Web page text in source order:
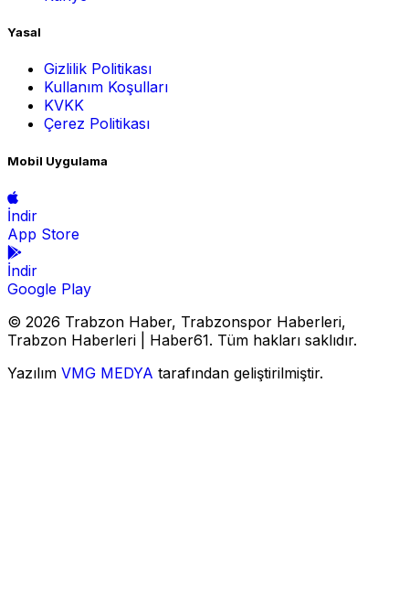
Yasal
Gizlilik Politikası
Kullanım Koşulları
KVKK
Çerez Politikası
Mobil Uygulama
İndir
App Store
İndir
Google Play
© 2026 Trabzon Haber, Trabzonspor Haberleri,
Trabzon Haberleri | Haber61. Tüm hakları saklıdır.
Yazılım VMG MEDYA tarafından geliştirilmiştir.